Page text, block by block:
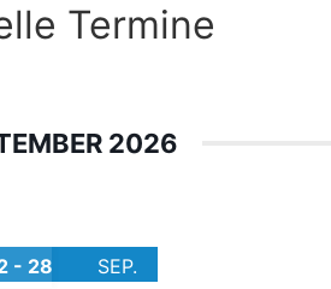
Termine
2026
- 28 SEP.